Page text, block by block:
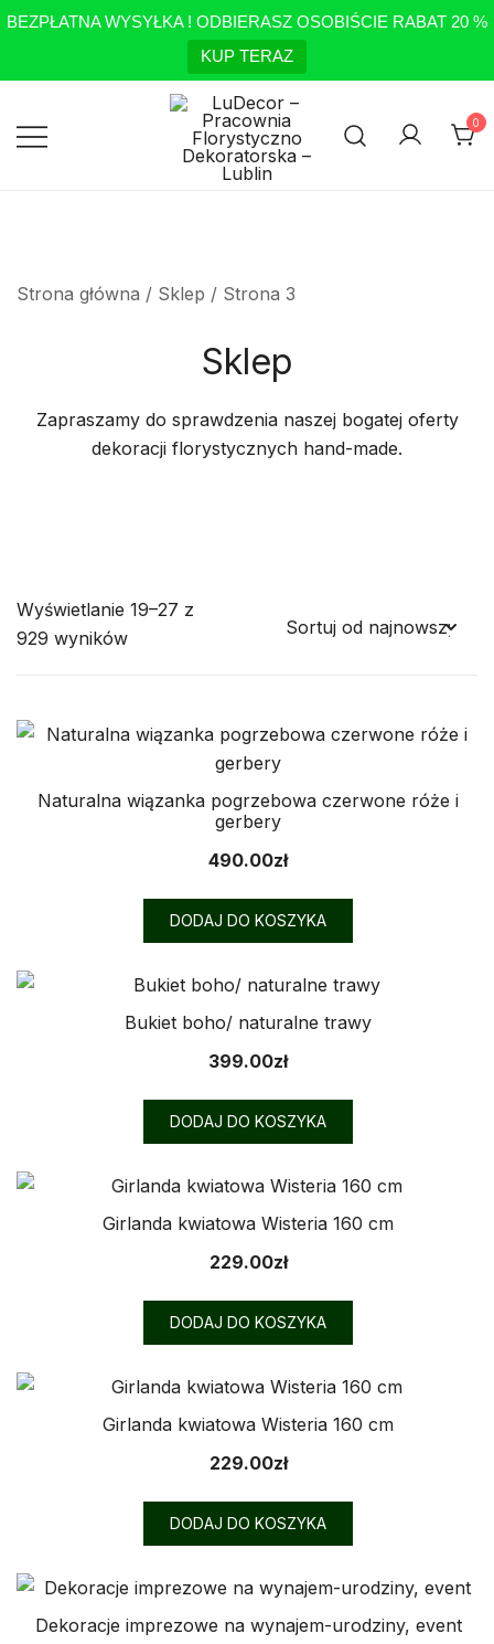
BEZPŁATNA WYSYŁKA ! ODBIERASZ OSOBIŚCIE RABAT 20 %
KUP TERAZ
do
treści
0
Strona główna / Sklep / Strona 3
Sklep
Zapraszamy do sprawdzenia naszej bogatej oferty
dekoracji florystycznych hand-made.
Wyświetlanie 19–27 z
929 wynikówPosortowane
Naturalna wiązanka pogrzebowa czerwone róże i
gerbery
490.00zł
DODAJ DO KOSZYKA
Bukiet boho/ naturalne trawy
399.00zł
DODAJ DO KOSZYKA
Girlanda kwiatowa Wisteria 160 cm
229.00zł
DODAJ DO KOSZYKA
Girlanda kwiatowa Wisteria 160 cm
229.00zł
DODAJ DO KOSZYKA
Dekoracje imprezowe na wynajem-urodziny, event